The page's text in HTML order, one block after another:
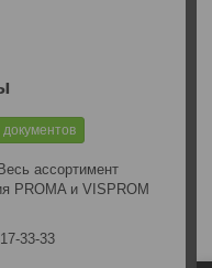
Весь ассортимент
PROMA и VISPROM
33-33